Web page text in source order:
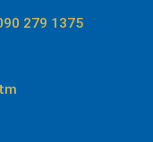
279 1375